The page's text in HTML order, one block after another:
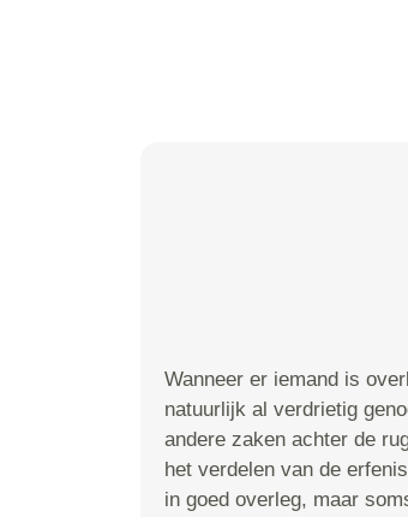
Wanneer er iemand is
natuurlijk al verdrietig
andere zaken achter de
het verdelen van de
in goed overleg, maar